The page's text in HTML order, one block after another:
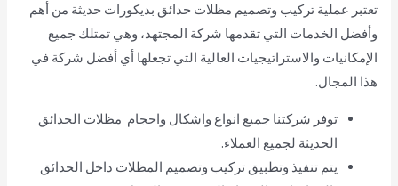
تعتبر عملية تركيب وتصميم مظلات حدائق بديكورات حديثة من أهم
وأفضل الخدمات التي تقدمها شركة المجتهد، وهي تمتلك جميع
الإمكانيات والاستراتيجيات العالية التي تجعلها أي أفضل شركة في
هذا المجال.
توفر شركتنا جميع انواع واشكال واحجام مظلات الحدائق
الحديثة لجميع العملاء.
يتم تنفيذ وتطبيق تركيب وتصميم المظلات داخل الحدائق